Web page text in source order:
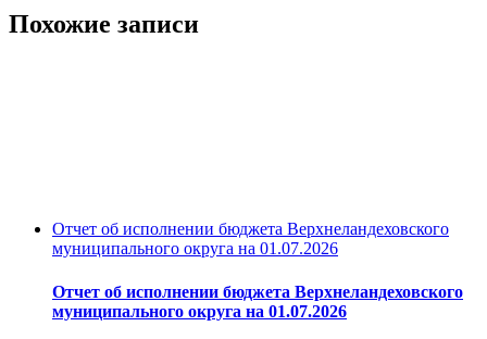
Похожие записи
Отчет об исполнении бюджета Верхнеландеховского
муниципального округа на 01.07.2026
Отчет об исполнении бюджета Верхнеландеховского
муниципального округа на 01.07.2026